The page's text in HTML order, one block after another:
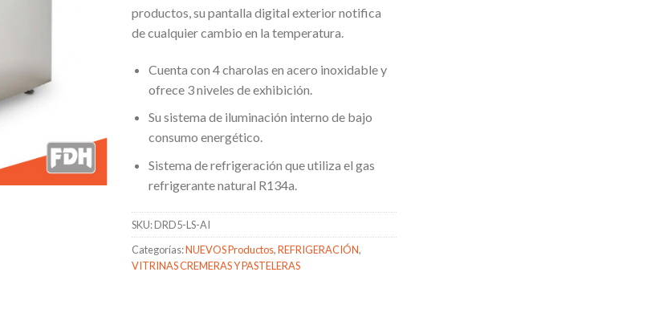
productos, su pantalla digital exterior notifica
de cualquier cambio en la temperatura.
Cuenta con 4 charolas en acero inoxidable y
ofrece 3 niveles de exhibición.
Su sistema de iluminación interno de bajo
consumo energético.
Sistema de refrigeración que utiliza el gas
refrigerante natural R134a.
SKU:DRD5-LS-AI
Categorías:NUEVOS Productos,REFRIGERACIÓN,
VITRINAS CREMERAS Y PASTELERAS